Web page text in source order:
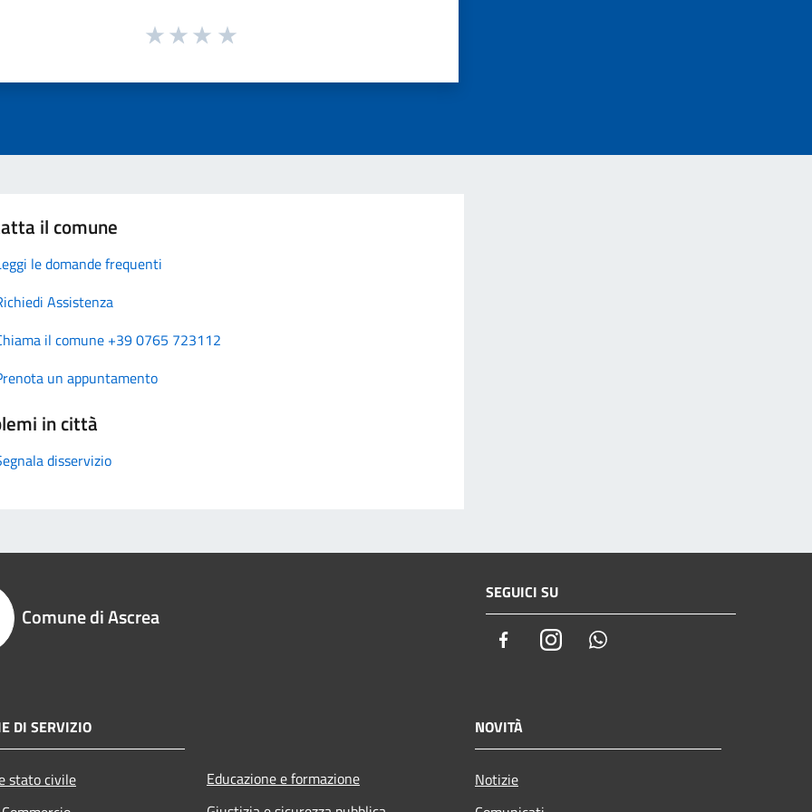
il comune
le domande frequenti
Assistenza
il comune +39 0765 723112
un appuntamento
in città
disservizio
Comune di Ascrea
SEGUICI SU
FacebookInstagram
DI SERVIZIO
stato civile
Educazione e formazione
NOVITÀ
Notizie